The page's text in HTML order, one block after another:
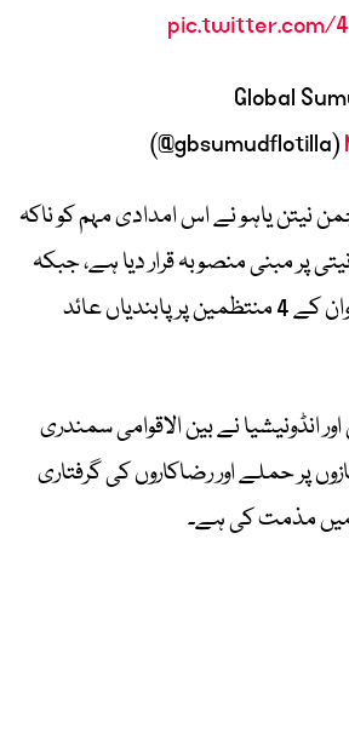
pic.twitter.com/
— Global
(@gbsumudflotilla)
نیتن یاہو نے اس امدادی مہم کو ناکہ
پر مبنی منصوبہ قرار دیا ہے، جبکہ
امریکا نے بھی اس کاروان کے 4 منتظمین پر پابندیاں عائد
انڈونیشیا نے بین الاقوامی سمندری
پر حملے اور رضاکاروں کی گرفتاری
مذمت کی ہے۔